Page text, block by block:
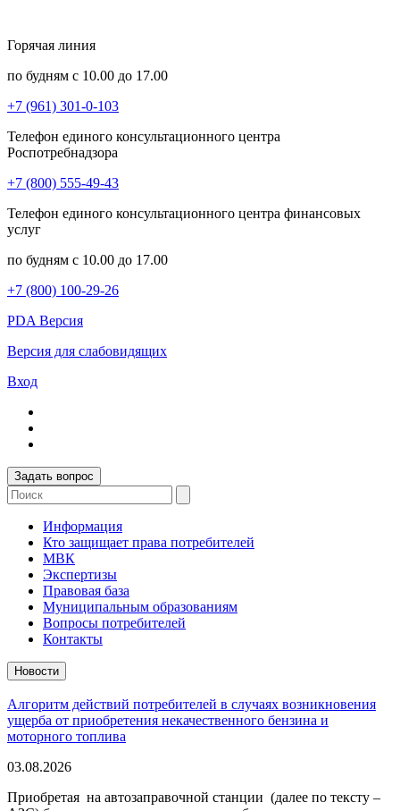
Горячая линия
по будням с 10.00 до 17.00
+7 (961) 301-0-103
Телефон единого консультационного центра
Роспотребнадзора
+7 (800) 555-49-43
Телефон единого консультационного центра финансовых
услуг
по будням с 10.00 до 17.00
+7 (800) 100-29-26
PDA Версия
Версия для слабовидящих
Вход
Задать вопрос
Информация
Кто защищает права потребителей
МВК
Экспертизы
Правовая база
Муниципальным образованиям
Вопросы потребителей
Контакты
Новости
Алгоритм действий потребителей в случаях возникновения
ущерба от приобретения некачественного бензина и
моторного топлива
03.08.2026
Приобретая на автозаправочной станции (далее по тексту –